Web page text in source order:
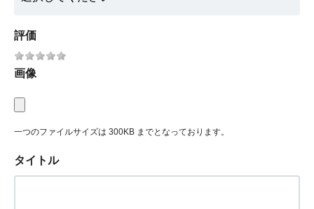
評価
画像
一つのファイルサイズは 300KB までとなっております。
タイトル